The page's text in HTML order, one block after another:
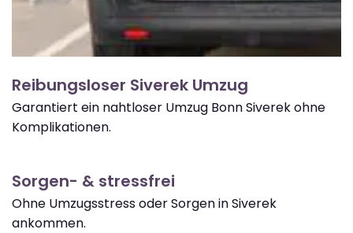
Reibungsloser Siverek Umzug
Garantiert ein nahtloser Umzug Bonn Siverek ohne
Komplikationen.
Sorgen- & stressfrei
Ohne Umzugsstress oder Sorgen in Siverek
ankommen.